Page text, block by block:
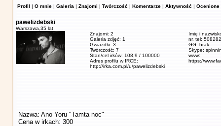
Profil | O mnie | Galeria | Znajomi | Twórczość | Komentarze | Aktywność | Ocenione
pawelizdebski
Warszawa, 35 lat
Znajomi: 2
Galeria zdjęć: 1
Gwiazdki: 3
Twórczość: 7
Stan/cel irków: 108,9 / 100000
Adres profilu w IRCE:
http://irka.com.pl/u/pawelizdebski
Imię i
nr. tel:
GG: brak
Skype:
www:
https://
Nazwa: Ano Yoru "Tamta noc"
Cena w irkach: 300